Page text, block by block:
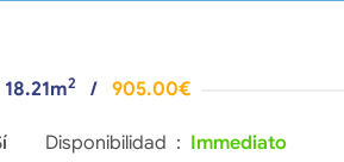
18.21m2 / 905.00€
Disponibilidad : Immediato